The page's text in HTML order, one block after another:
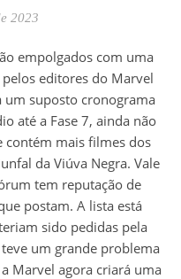
2023
editores do Marvel
um suposto cronograma
até a Fase 7, ainda não
contém mais filmes dos
da Viúva Negra. Vale
tem reputação de
postam. A lista está
sido pedidas pela
um grande problema
Marvel agora criará uma